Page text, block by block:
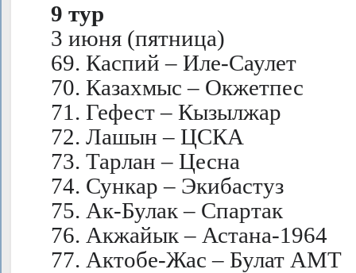
9 тур
3 июня (пятница)
69. Каспий – Иле-Саулет
70. Казахмыс – Окжетпес
71. Гефест – Кызылжар
72. Лашын – ЦСКА
73. Тарлан – Цесна
74. Сункар – Экибастуз
75. Ак-Булак – Спартак
76. Акжайык – Астана-1964
77. Актобе-Жас – Булат АМТ